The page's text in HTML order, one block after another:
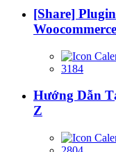
[Share]
Woocommerce
3184
Hướng Dẫn
Z